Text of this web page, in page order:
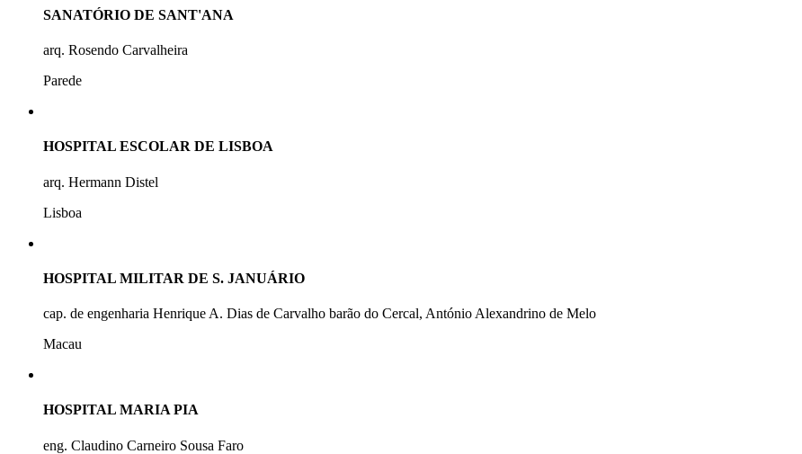
SANATÓRIO DE SANT'ANA
arq. Rosendo Carvalheira
Parede
HOSPITAL ESCOLAR DE LISBOA
arq. Hermann Distel
Lisboa
HOSPITAL MILITAR DE S. JANUÁRIO
cap. de engenharia Henrique A. Dias de Carvalho barão do Cercal, António Alexandrino de Melo
Macau
HOSPITAL MARIA PIA
eng. Claudino Carneiro Sousa Faro